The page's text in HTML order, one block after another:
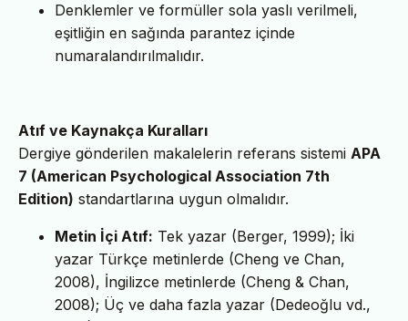
Denklemler ve formüller sola yaslı verilmeli,
eşitliğin en sağında parantez içinde
numaralandırılmalıdır.
Atıf ve Kaynakça Kuralları
Dergiye gönderilen makalelerin referans sistemi APA
7 (American Psychological Association 7th
Edition) standartlarına uygun olmalıdır.
Metin İçi Atıf: Tek yazar (Berger, 1999); İki
yazar Türkçe metinlerde (Cheng ve Chan,
2008), İngilizce metinlerde (Cheng & Chan,
2008); Üç ve daha fazla yazar (Dedeoğlu vd.,